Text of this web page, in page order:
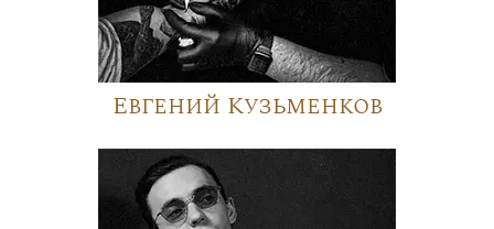
Евгений Кузьменков